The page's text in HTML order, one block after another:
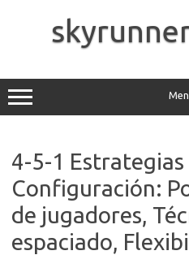
4-5-1 Estrategias
Configuración:
de jugadores,
espaciado,